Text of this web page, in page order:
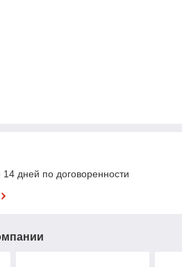
14 дней по договоренности